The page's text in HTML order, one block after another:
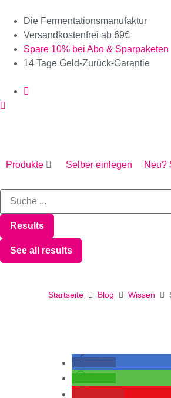
Die Fermentationsmanufaktur
Versandkostenfrei ab 69€
Spare 10% bei Abo & Sparpaketen
14 Tage Geld-Zurück-Garantie
Produkte Selber einlegen Neu?
Results
See all results
Startseite Blog Wissen